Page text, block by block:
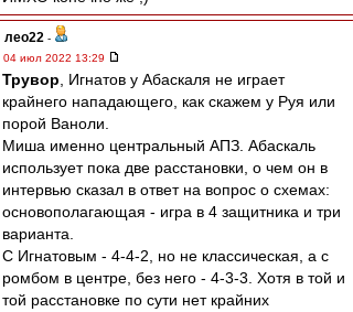
лео22 -
04 июл 2022 13:29
Трувор , Игнатов у Абаскаля не играет
крайнего нападающего, как скажем у Руя или
порой Ваноли.
Миша именно центральный АПЗ. Абаскаль
использует пока две расстановки, о чем он в
интервью сказал в ответ на вопрос о схемах:
основополагающая - игра в 4 защитника и три
варианта.
С Игнатовым - 4-4-2, но не классическая, а с
ромбом в центре, без него - 4-3-3. Хотя в той и
той расстановке по сути нет крайних